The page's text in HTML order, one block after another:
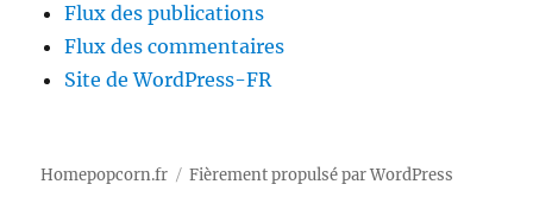
Flux des publications
Flux des commentaires
Site de WordPress-FR
Homepopcorn.fr Fièrement propulsé par WordPress